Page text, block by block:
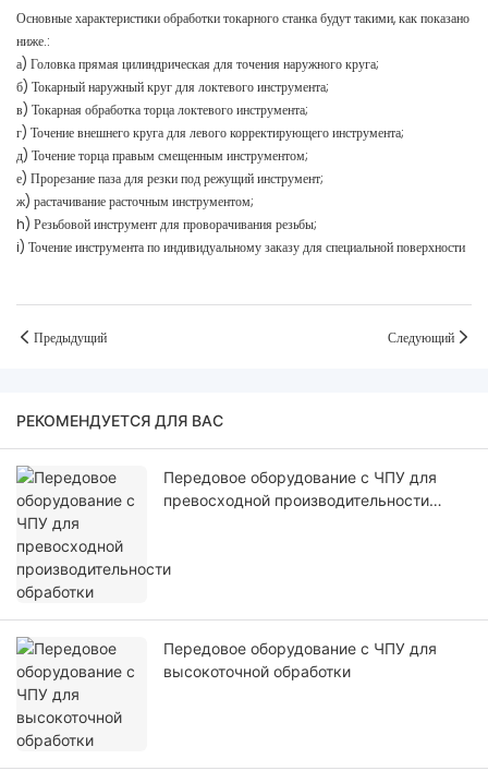
Основные характеристики обработки токарного станка будут такими, как показано
ниже.:
а) Головка прямая цилиндрическая для точения наружного круга;
б) Токарный наружный круг для локтевого инструмента;
в) Токарная обработка торца локтевого инструмента;
г) Точение внешнего круга для левого корректирующего инструмента;
д) Точение торца правым смещенным инструментом;
е) Прорезание паза для резки под режущий инструмент;
ж) растачивание расточным инструментом;
h) Резьбовой инструмент для проворачивания резьбы;
i) Точение инструмента по индивидуальному заказу для специальной поверхности
Предыдущий Следующий
РЕКОМЕНДУЕТСЯ ДЛЯ ВАС
Передовое оборудование с ЧПУ для
превосходной производительности
Передовое оборудование с ЧПУ для
высокоточной обработки